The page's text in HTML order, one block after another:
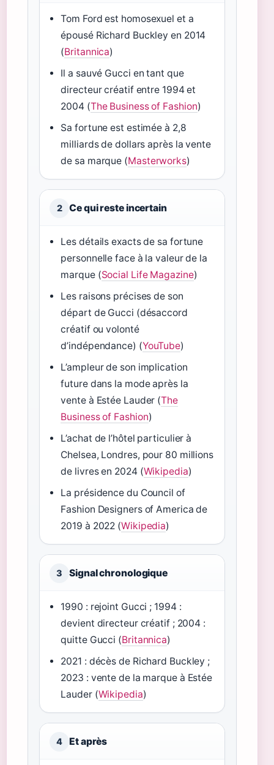
Tom Ford est homosexuel et a
épousé Richard Buckley en 2014
(Britannica)
Il a sauvé Gucci en tant que
directeur créatif entre 1994 et
2004 (The Business of Fashion)
Sa fortune est estimée à 2,8
milliards de dollars après la vente
de sa marque (Masterworks)
2 Ce qui reste incertain
Les détails exacts de sa fortune
personnelle face à la valeur de la
marque (Social Life Magazine)
Les raisons précises de son
départ de Gucci (désaccord
créatif ou volonté
d’indépendance) (YouTube)
L’ampleur de son implication
future dans la mode après la
vente à Estée Lauder (The
Business of Fashion)
L’achat de l’hôtel particulier à
Chelsea, Londres, pour 80 millions
de livres en 2024 (Wikipedia)
La présidence du Council of
Fashion Designers of America de
2019 à 2022 (Wikipedia)
3 Signal chronologique
1990 : rejoint Gucci ; 1994 :
devient directeur créatif ; 2004 :
quitte Gucci (Britannica)
2021 : décès de Richard Buckley ;
2023 : vente de la marque à Estée
Lauder (Wikipedia)
4 Et après